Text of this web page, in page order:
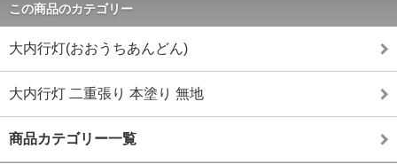
この商品のカテゴリー
大内行灯(おおうちあんどん)
大内行灯 二重張り 本塗り 無地
商品カテゴリー一覧